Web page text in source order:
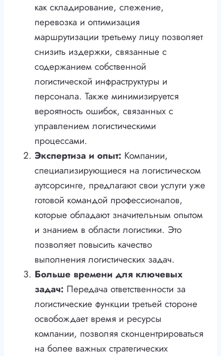
как складирование, слежение,
перевозка и оптимизация
маршрутизации третьему лицу позволяет
снизить издержки, связанные с
содержанием собственной
логистической инфраструктуры и
персонала. Также минимизируется
вероятность ошибок, связанных с
управлением логистическими
процессами.
Экспертиза и опыт: Компании,
специализирующиеся на логистическом
аутсорсинге, предлагают свои услуги уже
готовой командой профессионалов,
которые обладают значительным опытом
и знанием в области логистики. Это
позволяет повысить качество
выполнения логистических задач.
Больше времени для ключевых
задач: Передача ответственности за
логистические функции третьей стороне
освобождает время и ресурсы
компании, позволяя сконцентрироваться
на более важных стратегических